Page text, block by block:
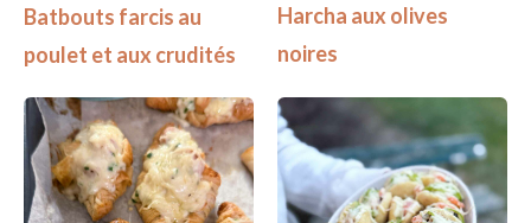
Batbouts farcis au
poulet et aux crudités
Harcha aux olives
noires